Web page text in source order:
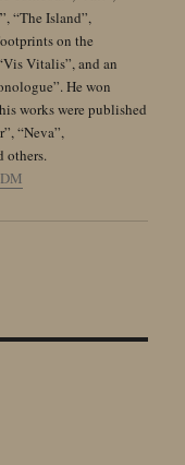
“The Island”,
on the
Vitalis”, and an
He won
works were published
“Neva”,
others.